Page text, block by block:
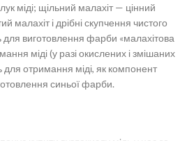
міді; щільний малахіт — цінний
малахіт і дрібні скупчення чистого
для виготовлення фарби «малахітова
міді (у разі окислених і змішаних
для отримання міді, як компонент
синьої фарби.